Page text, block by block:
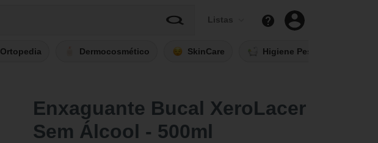
Listas
Ortopedia Dermocosmético SkinCare Higiene Pessoal
Enxaguante Bucal XeroLacer
Sem Álcool - 500ml